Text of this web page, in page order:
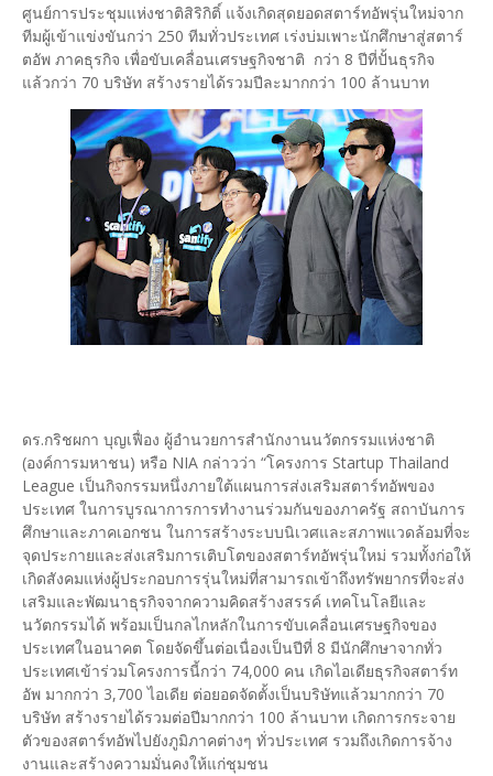
ศูนย์การประชุมแห่งชาติสิริกิติ์ แจ้งเกิดสุดยอดสตาร์ทอัพรุ่นใหม่จาก
ทีมผู้เข้าแข่งขันกว่า 250 ทีมทั่วประเทศ เร่งบ่มเพาะนักศึกษาสู่สตาร์
ตอัพ ภาคธุรกิจ เพื่อขับเคลื่อนเศรษฐกิจชาติ กว่า 8 ปีที่ปั้นธุรกิจ
แล้วกว่า 70 บริษัท สร้างรายได้รวมปีละมากกว่า 100 ล้านบาท
ดร.กริชผกา บุญเฟื่อง ผู้อำนวยการสำนักงานนวัตกรรมแห่งชาติ
(องค์การมหาชน) หรือ NIA กล่าวว่า “โครงการ Startup Thailand
League เป็นกิจกรรมหนึ่งภายใต้แผนการส่งเสริมสตาร์ทอัพของ
ประเทศ ในการบูรณาการการทำงานร่วมกันของภาครัฐ สถาบันการ
ศึกษาและภาคเอกชน ในการสร้างระบบนิเวศและสภาพแวดล้อมที่จะ
จุดประกายและส่งเสริมการเติบโตของสตาร์ทอัพรุ่นใหม่ รวมทั้งก่อให้
เกิดสังคมแห่งผู้ประกอบการรุ่นใหม่ที่สามารถเข้าถึงทรัพยากรที่จะส่ง
เสริมและพัฒนาธุรกิจจากความคิดสร้างสรรค์ เทคโนโลยีและ
นวัตกรรมได้ พร้อมเป็นกลไกหลักในการขับเคลื่อนเศรษฐกิจของ
ประเทศในอนาคต โดยจัดขึ้นต่อเนื่องเป็นปีที่ 8 มีนักศึกษาจากทั่ว
ประเทศเข้าร่วมโครงการนี้กว่า 74,000 คน เกิดไอเดียธุรกิจสตาร์ท
อัพ มากกว่า 3,700 ไอเดีย ต่อยอดจัดตั้งเป็นบริษัทแล้วมากกว่า 70
บริษัท สร้างรายได้รวมต่อปีมากกว่า 100 ล้านบาท เกิดการกระจาย
ตัวของสตาร์ทอัพไปยังภูมิภาคต่างๆ ทั่วประเทศ รวมถึงเกิดการจ้าง
งานและสร้างความมั่นคงให้แก่ชุมชน